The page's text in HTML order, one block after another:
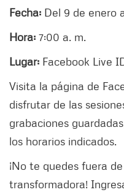
Fecha: Del 9 de enero
Hora: 7:00 a. m.
Lugar: Facebook Live
Visita la página de
disfrutar de las
grabaciones
los horarios indicados.
¡No te quedes fuera
transformadora!